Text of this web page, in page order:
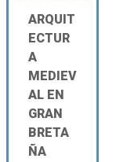
ARQUIT
ECTUR
A
MEDIEV
AL EN
GRAN
BRETA
ÑA